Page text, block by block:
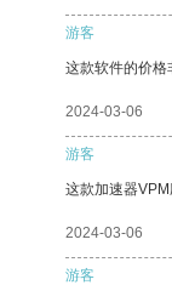
游客
这款软件的价格
2024-03-06
游客
这款加速器
2024-03-06
游客